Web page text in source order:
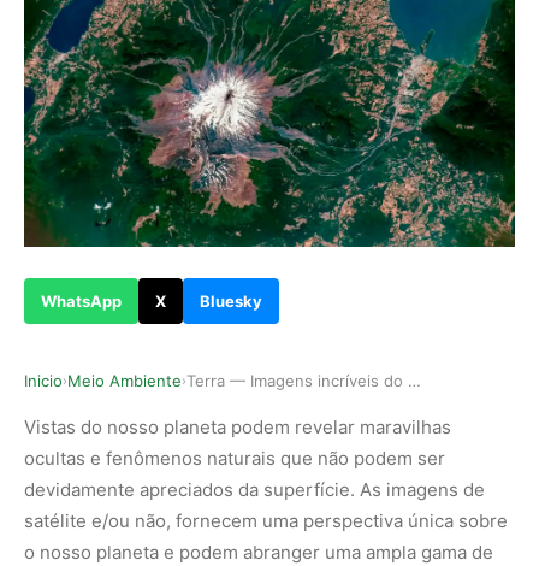
WhatsApp X Bluesky
Inicio›Meio Ambiente› Terra — Imagens incríveis do e de nosso planeta
Vistas do nosso planeta podem revelar maravilhas
ocultas e fenômenos naturais que não podem ser
devidamente apreciados da superfície. As imagens de
satélite e/ou não, fornecem uma perspectiva única sobre
o nosso planeta e podem abranger uma ampla gama de